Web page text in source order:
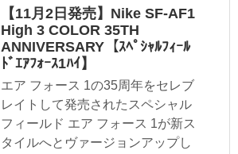
【11月2日発売】Nike SF-AF1
High 3 COLOR 35TH
ANNIVERSARY【ｽﾍﾟｼｬﾙﾌｨｰﾙ
ﾄﾞｴｱﾌｫｰｽ1ﾊｲ】
エア フォース 1の35周年をセレブ
レイトして発売されたスペシャル
フィールド エア フォース 1が新ス
タイルへとヴァージョンアップし